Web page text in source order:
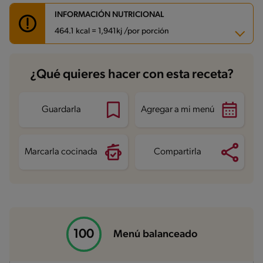
INFORMACIÓN NUTRICIONAL
464.1 kcal = 1,941kj /por porción
Carbohidratos 44.7 g
Energía 464.1 kcal
Proteína
Grasas saturadas 4.9 g
¿Qué quieres hacer con esta receta?
Guardarla Agregar a mi menú
Marcarla cocinada Compartirla
Menú balanceado